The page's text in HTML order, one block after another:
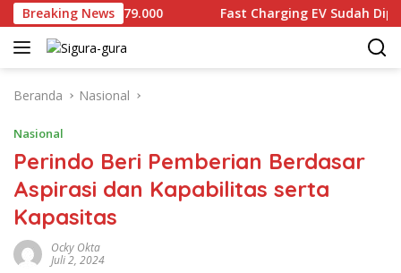
Langsung
ke
konten
Breaking News
Rp2.679.000 Fast Charging EV Sudah
Beranda Nasional
Nasional
Perindo Beri Pemberian Berdasar
Aspirasi dan Kapabilitas serta
Kapasitas
Ocky Okta
Juli 2, 2024